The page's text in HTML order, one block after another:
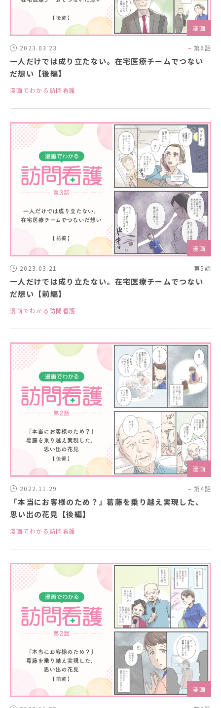
漫画
2023.03.23 第6話
一人だけでは成り立たない。在宅医療チームでつない
だ想い【後編】
漫画でわかる訪問看護
漫画
2023.03.21 第5話
一人だけでは成り立たない。在宅医療チームでつない
だ想い【前編】
漫画でわかる訪問看護
漫画
2022.11.29 第4話
「本当にお客様のため？」葛藤を乗り越え実現した、
思い出の花見【後編】
漫画でわかる訪問看護
漫画